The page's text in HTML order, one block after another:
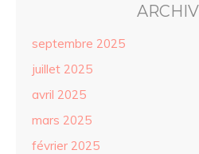
septembre 2025
juillet 2025
avril 2025
mars 2025
février 2025